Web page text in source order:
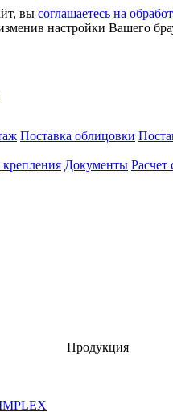
вы соглашаетесь на
настройки Вашего
Поставка облицовки
Документы Расчет
Продукция